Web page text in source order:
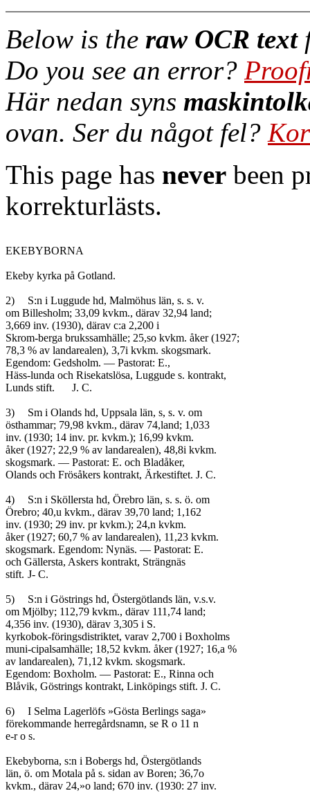
Below is the raw OCR text
Do you see an error?
Här nedan syns
ovan. Ser du något fel?
This page has never been
korrekturlästs.
EKEBYBORNA
Ekeby kyrka på Gotland.
2)	S:n i Luggude hd, Malmöhus län, s. s. v.
om Billesholm; 33,09 kvkm., därav 32,94 land;
3,669 inv. (1930), därav c:a 2,200 i
Skrom-berga brukssamhälle; 25,so kvkm. åker (1927;
78,3 % av landarealen), 3,7i kvkm. skogsmark.
Egendom: Gedsholm. — Pastorat: E.,
Häss-lunda och Risekatslösa, Luggude s. kontrakt,
Lunds stift.	J. C.
3)	Sm i Olands hd, Uppsala län, s, s. v. om
östhammar; 79,98 kvkm., därav 74,land; 1,033
inv. (1930; 14 inv. pr. kvkm.); 16,99 kvkm.
åker (1927; 22,9 % av landarealen), 48,8i kvkm.
skogsmark. — Pastorat: E. och Bladåker,
Olands och Frösåkers kontrakt, Ärkestiftet. J. C.
4)	S:n i Sköllersta hd, Örebro län, s. s. ö. om
Örebro; 40,u kvkm., därav 39,70 land; 1,162
inv. (1930; 29 inv. pr kvkm.); 24,n kvkm.
åker (1927; 60,7 % av landarealen), 11,23 kvkm.
skogsmark. Egendom: Nynäs. — Pastorat: E.
och Gällersta, Askers kontrakt, Strängnäs
stift.	J- C.
5)	S:n i Göstrings hd, Östergötlands län, v.s.v.
om Mjölby; 112,79 kvkm., därav 111,74 land;
4,356 inv. (1930), därav 3,305 i S.
kyrkobok-föringsdistriktet, varav 2,700 i Boxholms
muni-cipalsamhälle; 18,52 kvkm. åker (1927; 16,a %
av landarealen), 71,12 kvkm. skogsmark.
Egendom: Boxholm. — Pastorat: E., Rinna och
Blåvik, Göstrings kontrakt, Linköpings stift. J. C.
6)	I Selma Lagerlöfs »Gösta Berlings saga»
förekommande herregårdsnamn, se R o 11 n
e-r o s.
Ekebyborna, s:n i Bobergs hd, Östergötlands
län, ö. om Motala på s. sidan av Boren; 36,7o
kvkm., därav 24,»o land; 670 inv. (1930: 27 inv.